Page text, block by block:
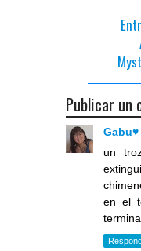
Publicar un
Gabu♥
un
en el